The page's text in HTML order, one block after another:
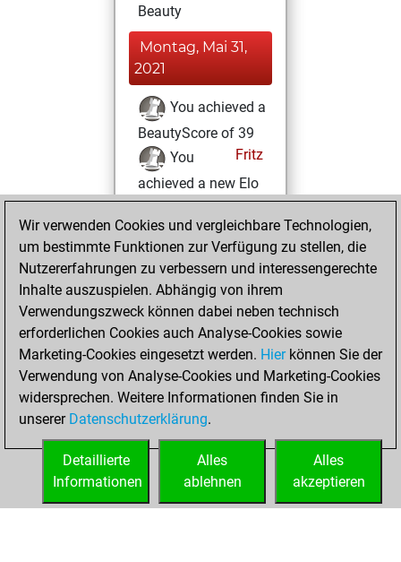
Beauty
Montag, Mai 31,
2021
You achieved a
BeautyScore of 39
Fritz
You
achieved a new Elo
of 1692
Mittwoch, Mai 12,
2021
You won
against Fritz
Fritz
Montag, März 8,
2021
You created
your Fritz account
Wir verwenden Cookies und vergleichbare Technologien,
um bestimmte Funktionen zur Verfügung zu stellen, die
Nutzererfahrungen zu verbessern und interessengerechte
Inhalte auszuspielen. Abhängig von ihrem
Verwendungszweck können dabei neben technisch
erforderlichen Cookies auch Analyse-Cookies sowie
Marketing-Cookies eingesetzt werden. Hierkönnen Sie der
Verwendung von Analyse-Cookies und Marketing-Cookies
widersprechen. Weitere Informationen finden Sie in
unserer Datenschutzerklärung.
Alles
akzeptieren
Alles
ablehnen
Detaillierte
Informationen